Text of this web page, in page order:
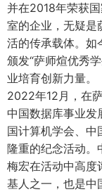
并在2018年荣获
室的企业，无疑是
活的传承载体。如
颁发“萨师煊优秀
业培育创新力量。
2022年12月，在
中国数据库事业发
国计算机学会、中
隆重的纪念活动。
梅宏在活动中高度
基人之一，也是中